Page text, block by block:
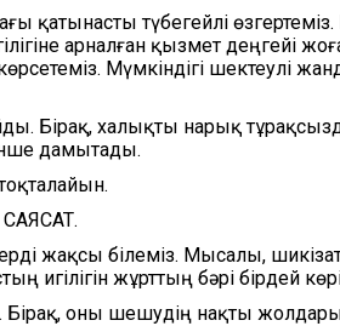
қатынасты түбегейлі
арналған қызмет деңгейі
Мүмкіндігі шектеулі
Бірақ, халықты нарық
дамытады.
жақсы білеміз. Мысалы,
игілігін жұрттың бәрі бірдей
Бірақ, оны шешудің нақты